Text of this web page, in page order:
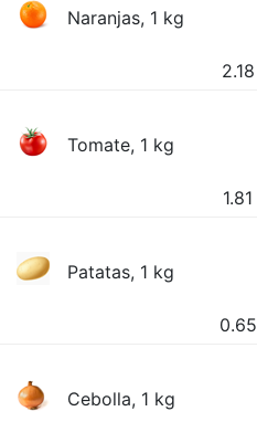
Naranjas, 1 kg
2.18
Tomate, 1 kg
1.81
Patatas, 1 kg
0.65
Cebolla, 1 kg